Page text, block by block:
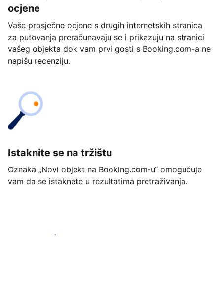
ocjene
Vaše prosječne ocjene s drugih internetskih stranica
za putovanja preračunavaju se i prikazuju na stranici
vašeg objekta dok vam prvi gosti s Booking.com-a ne
napišu recenziju.
Istaknite se na tržištu
Oznaka „Novi objekt na Booking.com-u“ omogućuje
vam da se istaknete u rezultatima pretraživanja.
Započnite već danas